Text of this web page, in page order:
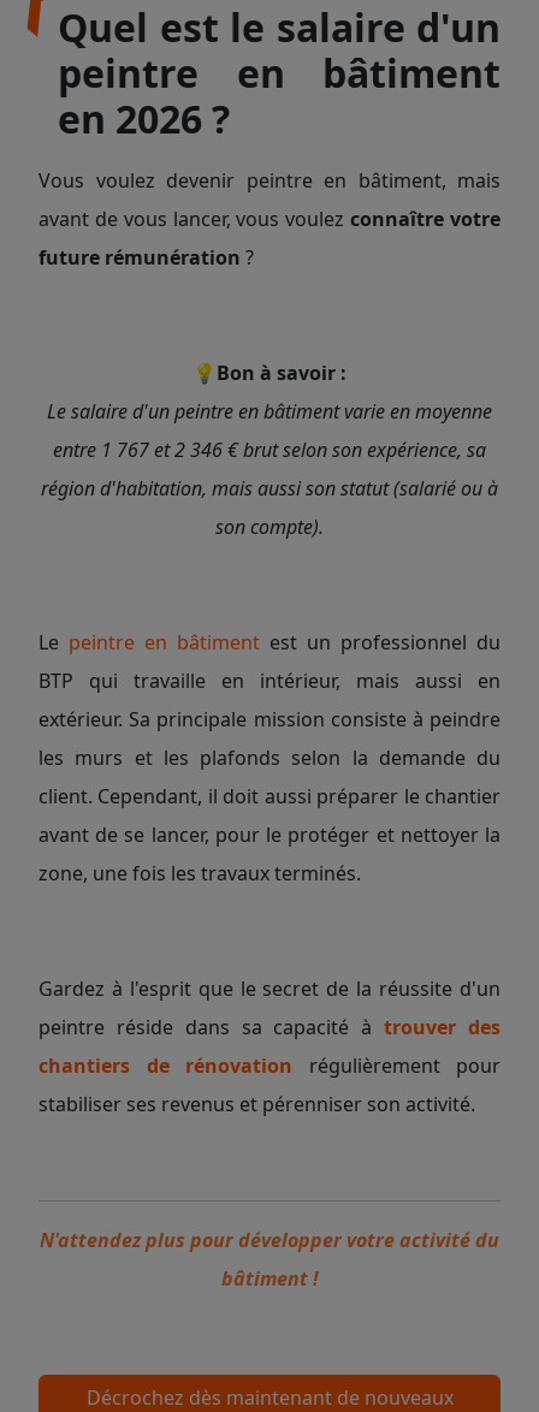
Quel est le salaire d'un
peintre en bâtiment
en 2026 ?
Vous voulez devenir peintre en bâtiment, mais
avant de vous lancer, vous voulezconnaître votre
future rémunération ?
💡Bon à savoir :
Le salaire d'un peintre en bâtiment varie en moyenne
entre 1 767 et 2 346 € brut selon son expérience, sa
région d'habitation, mais aussi son statut (salarié ou à
son compte).
Le peintre en bâtiment est un professionnel du
BTP qui travaille en intérieur, mais aussi en
extérieur. Sa principale mission consiste à peindre
les murs et les plafonds selon la demande du
client. Cependant, il doit aussi préparer le chantier
avant de se lancer, pour le protéger et nettoyer la
zone, une fois les travaux terminés.
Gardez à l'esprit que le secret de la réussite d'un
peintre réside dans sa capacité àtrouver des
chantiers de rénovation régulièrement pour
stabiliser ses revenus et pérenniser son activité.
N'attendez plus pour développer votre activité du
bâtiment !
Décrochez dès maintenant de nouveaux